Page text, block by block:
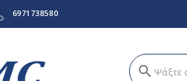
6971738580
search